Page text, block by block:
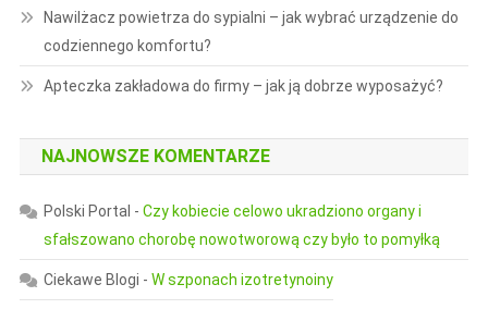
Nawilżacz powietrza do sypialni – jak wybrać urządzenie do
codziennego komfortu?
Apteczka zakładowa do firmy – jak ją dobrze wyposażyć?
NAJNOWSZE KOMENTARZE
Polski Portal - Czy kobiecie celowo ukradziono organy i
sfałszowano chorobę nowotworową czy było to pomyłką
Ciekawe Blogi - W szponach izotretynoiny